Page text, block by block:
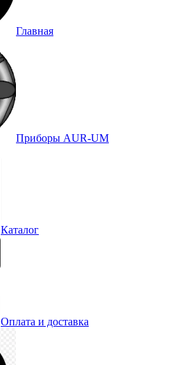
Главная
Приборы AUR-UM
Каталог
Оплата и доставка